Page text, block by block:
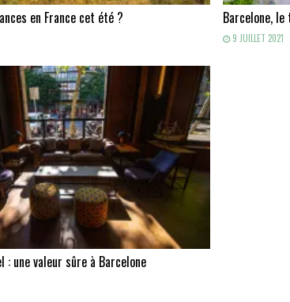
en France cet été ? Barcelone, le
9 JUILLET 2021
: une valeur sûre à Barcelone